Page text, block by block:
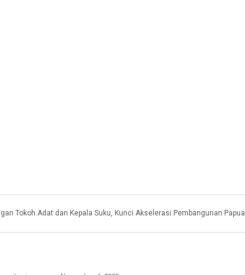
Tokoh Adat dan Kepala Suku, Kunci Akselerasi Pembangunan Papua